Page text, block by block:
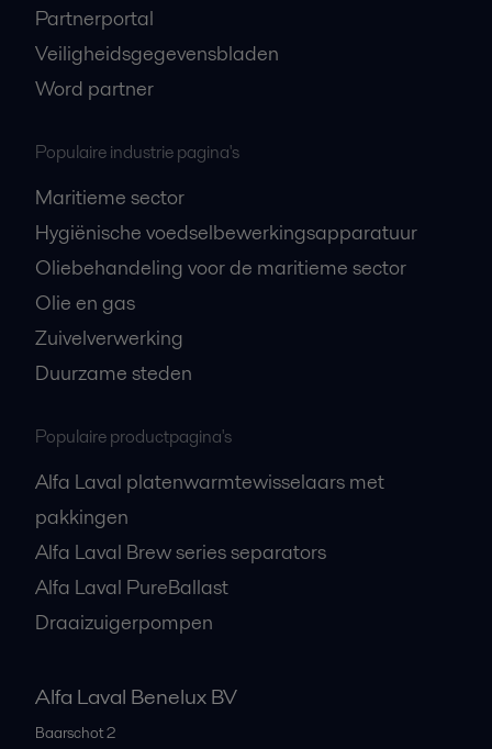
Partnerportal
Veiligheidsgegevensbladen
Word partner
Populaire industrie pagina's
Maritieme sector
Hygiënische voedselbewerkingsapparatuur
Oliebehandeling voor de maritieme sector
Olie en gas
Zuivelverwerking
Duurzame steden
Populaire productpagina's
Alfa Laval platenwarmtewisselaars met
pakkingen
Alfa Laval Brew series separators
Alfa Laval PureBallast
Draaizuigerpompen
Alfa Laval Benelux BV
Baarschot 2